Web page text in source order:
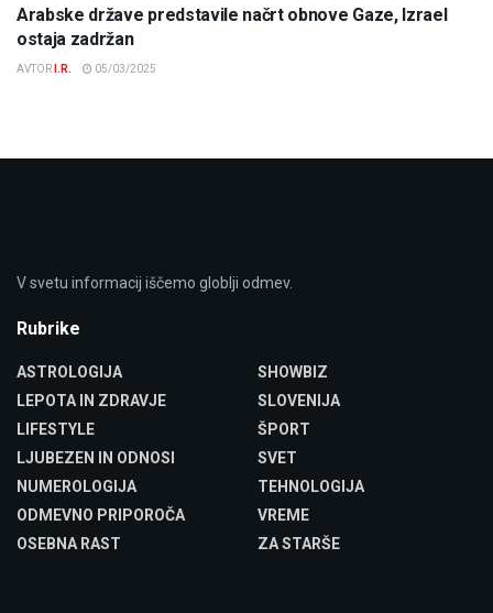
Arabske države predstavile načrt obnove Gaze, Izrael
ostaja zadržan
AVTOR I.R. 05/03/2025
V svetu informacij iščemo globlji odmev.
Rubrike
ASTROLOGIJA
LEPOTA IN ZDRAVJE
LIFESTYLE
LJUBEZEN IN ODNOSI
NUMEROLOGIJA
ODMEVNO PRIPOROČA
OSEBNA RAST
SHOWBIZ
SLOVENIJA
ŠPORT
SVET
TEHNOLOGIJA
VREME
ZA STARŠE